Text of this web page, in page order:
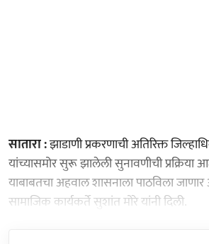
सातारा :झाडाणी प्रकरणाची अतिरिक्त
यांच्यासमोर सुरू झालेली सुनावणीची
याबाबतचा अहवाल शासनाला पाठविला
सामाजिक कार्यकर्ते सुशांत मोरे यांनी दिली.